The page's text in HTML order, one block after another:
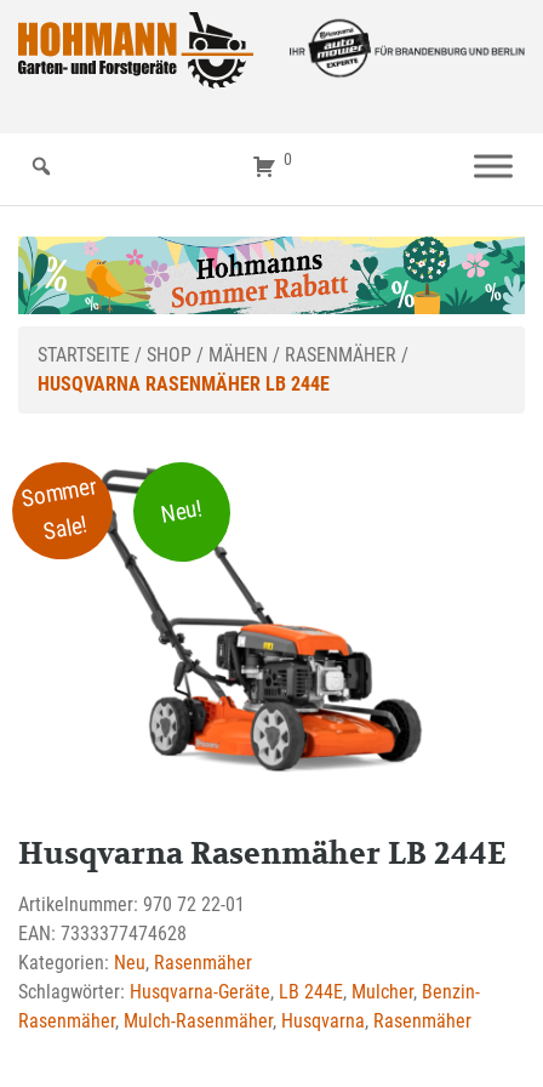
0
STARTSEITE / SHOP / MÄHEN / RASENMÄHER /
HUSQVARNA RASENMÄHER LB 244E
Sommer
Sale! Neu!
Husqvarna Rasenmäher LB 244E
Artikelnummer: 970 72 22-01
EAN: 7333377474628
Kategorien: Neu, Rasenmäher
Schlagwörter: Husqvarna-Geräte, LB 244E, Mulcher, Benzin-
Rasenmäher, Mulch-Rasenmäher, Husqvarna, Rasenmäher